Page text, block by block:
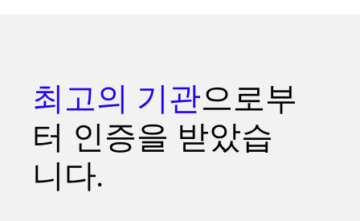
최고의 기관으로부
터 인증을 받았습
니다.